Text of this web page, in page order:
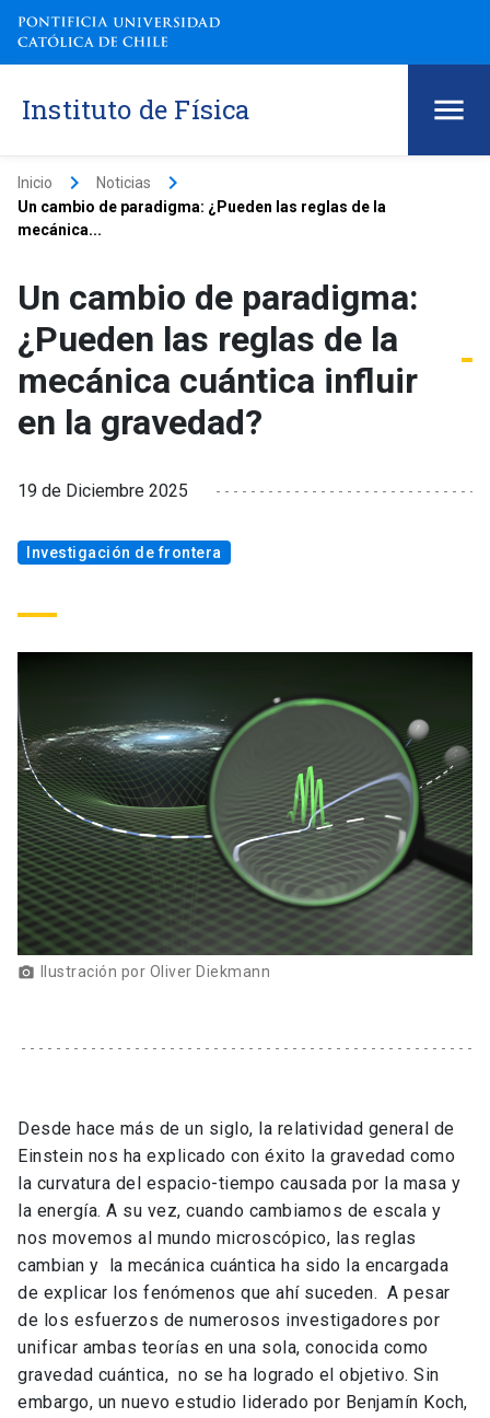
Instituto de Física
Inicio keyboard_arrow_right Noticias keyboard_arrow_right
Un cambio de paradigma: ¿Pueden las reglas de la
mecánica...
Un cambio de paradigma:
¿Pueden las reglas de la
mecánica cuántica influir
en la gravedad?
19 de Diciembre 2025
Investigación de frontera
Ilustración por Oliver Diekmann
Desde hace más de un siglo, la relatividad general de
Einstein nos ha explicado con éxito la gravedad como
la curvatura del espacio-tiempo causada por la masa y
la energía. A su vez, cuando cambiamos de escala y
nos movemos al mundo microscópico, las reglas
cambian y la mecánica cuántica ha sido la encargada
de explicar los fenómenos que ahí suceden. A pesar
de los esfuerzos de numerosos investigadores por
unificar ambas teorías en una sola, conocida como
gravedad cuántica, no se ha logrado el objetivo. Sin
embargo, un nuevo estudio liderado por Benjamín Koch,